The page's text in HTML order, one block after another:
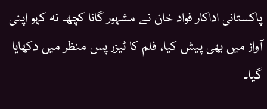
پاکستانی اداکار فواد خان نے مشہور گانا کچھ نہ کہو اپنی
آواز میں بھی پیش کیا، فلم کا ٹیزر پس منظر میں دکھایا
گیا۔